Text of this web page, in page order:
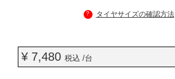
? タイヤサイズの確認方法
¥ 7,480 税込 /台